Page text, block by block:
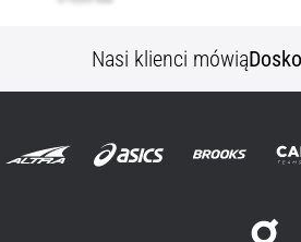
Nasi klienci mówią